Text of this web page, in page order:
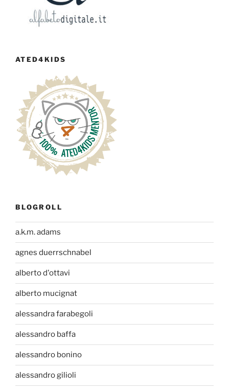
ATED4KIDS
BLOGROLL
a.k.m. adams
agnes duerrschnabel
alberto d'ottavi
alberto mucignat
alessandra farabegoli
alessandro baffa
alessandro bonino
alessandro gilioli